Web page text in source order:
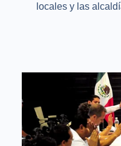
locales y las